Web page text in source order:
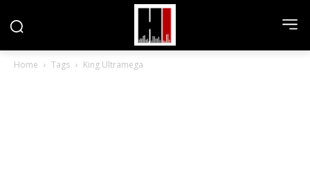
Home Tags King Ultramega